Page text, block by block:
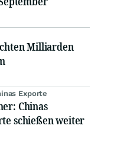
Milliarden
Exporte
Chinas
schießen weiter